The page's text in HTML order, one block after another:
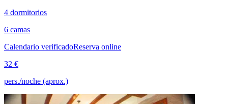
4 dormitorios
6 camas
Calendario verificadoReserva online
32 €
pers./noche (aprox.)